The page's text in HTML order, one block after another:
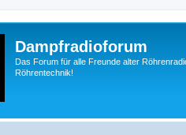
Dampfradioforum
Das Forum für alle Freunde alter
Röhrentechnik!